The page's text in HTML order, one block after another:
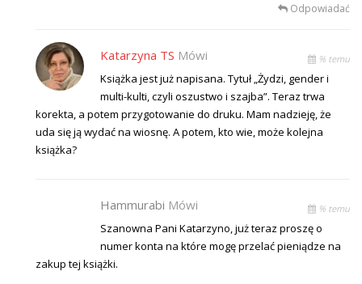
Odpowiadać
Katarzyna TS Mówi % temu
Książka jest już napisana. Tytuł „Żydzi, gender i
multi-kulti, czyli oszustwo i szajba”. Teraz trwa
korekta, a potem przygotowanie do druku. Mam nadzieję, że
uda się ją wydać na wiosnę. A potem, kto wie, może kolejna
książka?
Hammurabi Mówi % temu
Szanowna Pani Katarzyno, już teraz proszę o
numer konta na które mogę przelać pieniądze na
zakup tej książki.